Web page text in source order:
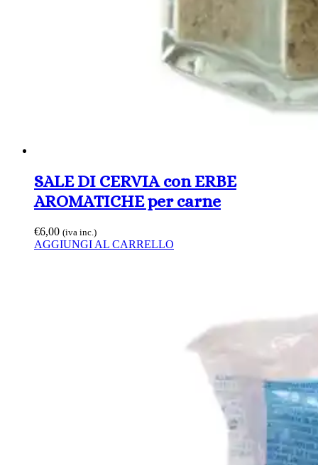
SALE DI CERVIA con ERBE
AROMATICHE per carne
€6,00 (iva inc.)
AGGIUNGI AL CARRELLO